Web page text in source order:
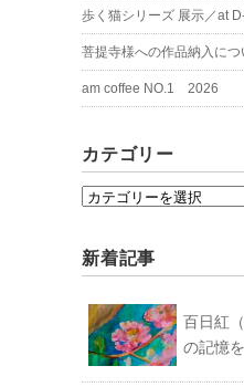
歩く猫シリーズ 展示／at
菩提寺様への作品納入に
am coffee NO.1 2026
カテゴリー
カ
ゴ
リ
ー
新着記事
百日紅
の記憶